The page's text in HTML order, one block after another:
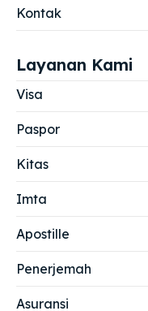
Kontak
Layanan Kami
Visa
Paspor
Kitas
Imta
Apostille
Penerjemah
Asuransi